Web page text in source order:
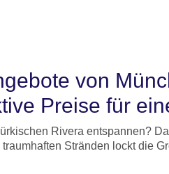
von
Preise für
Rivera entspannen?
Stränden lockt die